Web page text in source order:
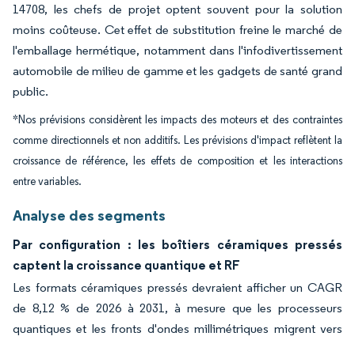
14708, les chefs de projet optent souvent pour la solution
moins coûteuse. Cet effet de substitution freine le marché de
l'emballage hermétique, notamment dans l'infodivertissement
automobile de milieu de gamme et les gadgets de santé grand
public.
*Nos prévisions considèrent les impacts des moteurs et des contraintes
comme directionnels et non additifs. Les prévisions d'impact reflètent la
croissance de référence, les effets de composition et les interactions
entre variables.
Analyse des segments
Par configuration : les boîtiers céramiques pressés
captent la croissance quantique et RF
Les formats céramiques pressés devraient afficher un CAGR
de 8,12 % de 2026 à 2031, à mesure que les processeurs
quantiques et les fronts d'ondes millimétriques migrent vers